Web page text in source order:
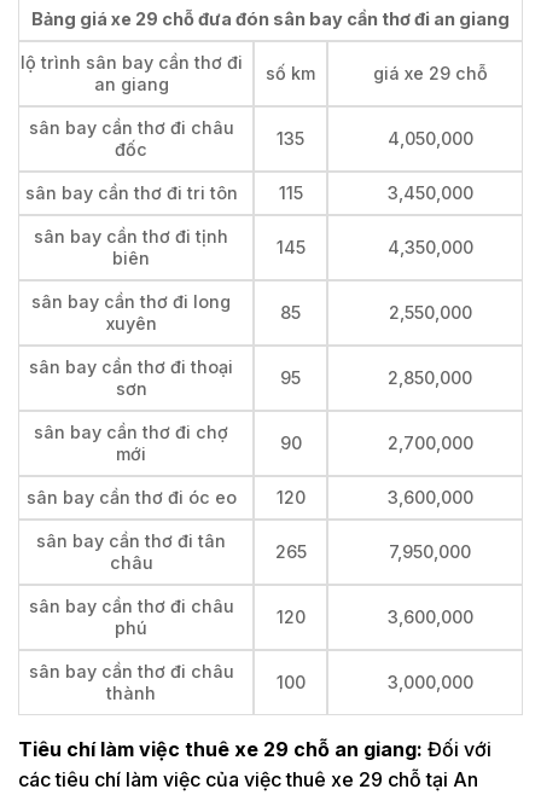
Bảng giá xe 29 chỗ đưa đón sân bay cần thơ đi an giang
lộ trình sân bay cần thơ đi
an giang
số km giá xe 29 chỗ
sân bay cần thơ đi châu
đốc
135 4,050,000
sân bay cần thơ đi tri tôn 115 3,450,000
sân bay cần thơ đi tịnh
biên
145 4,350,000
sân bay cần thơ đi long
xuyên
85 2,550,000
sân bay cần thơ đi thoại
sơn
95 2,850,000
sân bay cần thơ đi chợ
mới
90 2,700,000
sân bay cần thơ đi óc eo 120 3,600,000
sân bay cần thơ đi tân
châu
265 7,950,000
sân bay cần thơ đi châu
phú
120 3,600,000
sân bay cần thơ đi châu
thành
100 3,000,000
Tiêu chí làm việc thuê xe 29 chỗ an giang: Đối với
các tiêu chí làm việc của việc thuê xe 29 chỗ tại An